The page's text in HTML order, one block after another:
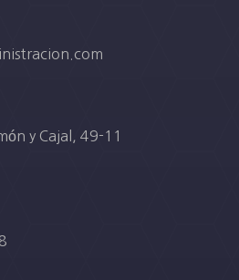
y Cajal, 49-11